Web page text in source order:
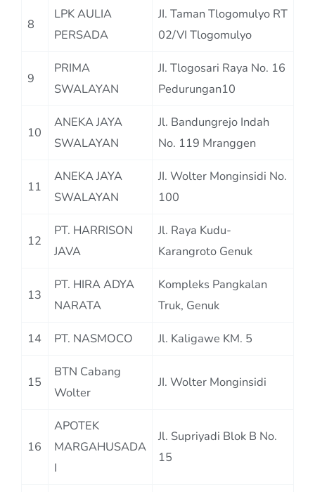
8
LPK AULIA
PERSADA
JI. Taman Tlogomulyo RT
02/VI Tlogomulyo
9
PRIMA
SWALAYAN
JI. Tlogosari Raya No. 16
Pedurungan10
10
ANEKA JAYA
SWALAYAN
Jl. Bandungrejo Indah
No. 119 Mranggen
11
ANEKA JAYA
SWALAYAN
JI. Wolter Monginsidi No.
100
12
PT. HARRISON
JAVA
Jl. Raya Kudu-
Karangroto Genuk
13
PT. HIRA ADYA
NARATA
Kompleks Pangkalan
Truk, Genuk
14 PT. NASMOCO Jl. Kaligawe KM. 5
15
BTN Cabang
Wolter
JI. Wolter Monginsidi
16
APOTEK
MARGAHUSADA
I
Jl. Supriyadi Blok B No.
15